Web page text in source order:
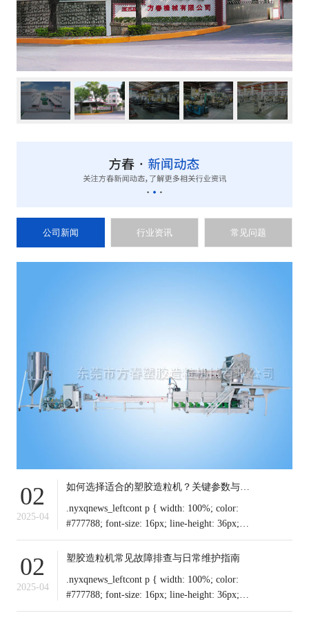
公司新闻 行业资讯 常见问题
02
2025-04
如何选择适合的塑胶造粒机？关键参数与行业应用解析
.nyxqnews_leftcont p { width: 100%; color:
#777788; font-size: 16px; line-height: 36px;
text-indent: 0em !important; mar
02
2025-04
塑胶造粒机常见故障排查与日常维护指南
.nyxqnews_leftcont p { width: 100%; color:
#777788; font-size: 16px; line-height: 36px;
text-indent: 0em !important; mar